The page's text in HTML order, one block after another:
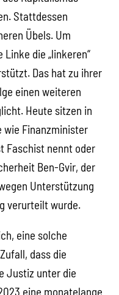
Stattdessen
Übels. Um
die „linkeren“
Das hat zu ihrer
einen weiteren
Heute sitzen in
wie Finanzminister
Faschist nennt oder
Ben-Gvir, der
Unterstützung
verurteilt wurde.
eine solche
dass die
Justiz unter die
eine monatelange